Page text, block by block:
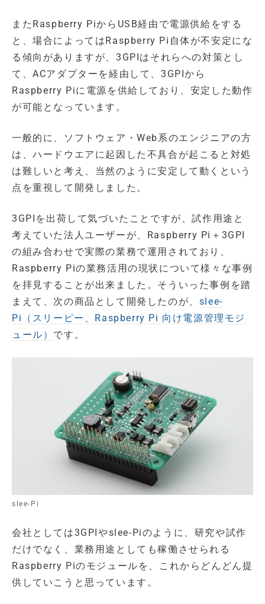
またRaspberry PiからUSB経由で電源供給をする
と、場合によってはRaspberry Pi自体が不安定にな
る傾向がありますが、3GPIはそれらへの対策とし
て、ACアダプターを経由して、3GPIから
Raspberry Piに電源を供給しており、安定した動作
が可能となっています。
一般的に、ソフトウェア・Web系のエンジニアの方
は、ハードウエアに起因した不具合が起こると対処
は難しいと考え、当然のように安定して動くという
点を重視して開発しました。
3GPIを出荷して気づいたことですが、試作用途と
考えていた法人ユーザーが、Raspberry Pi＋3GPI
の組み合わせで実際の業務で運用されており、
Raspberry Piの業務活用の現状について様々な事例
を拝見することが出来ました。そういった事例を踏
まえて、次の商品として開発したのが、 slee-
Pi（スリーピー、Raspberry Pi 向け電源管理モジ
ュール） です。
slee-Pi
会社としては3GPIやslee-Piのように、研究や試作
だけでなく、業務用途としても稼働させられる
Raspberry Piのモジュールを、これからどんどん提
供していこうと思っています。